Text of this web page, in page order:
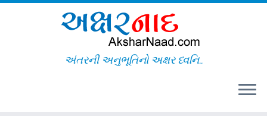
અંતરની અનુભૂતિનો અક્ષર ધ્વનિ..